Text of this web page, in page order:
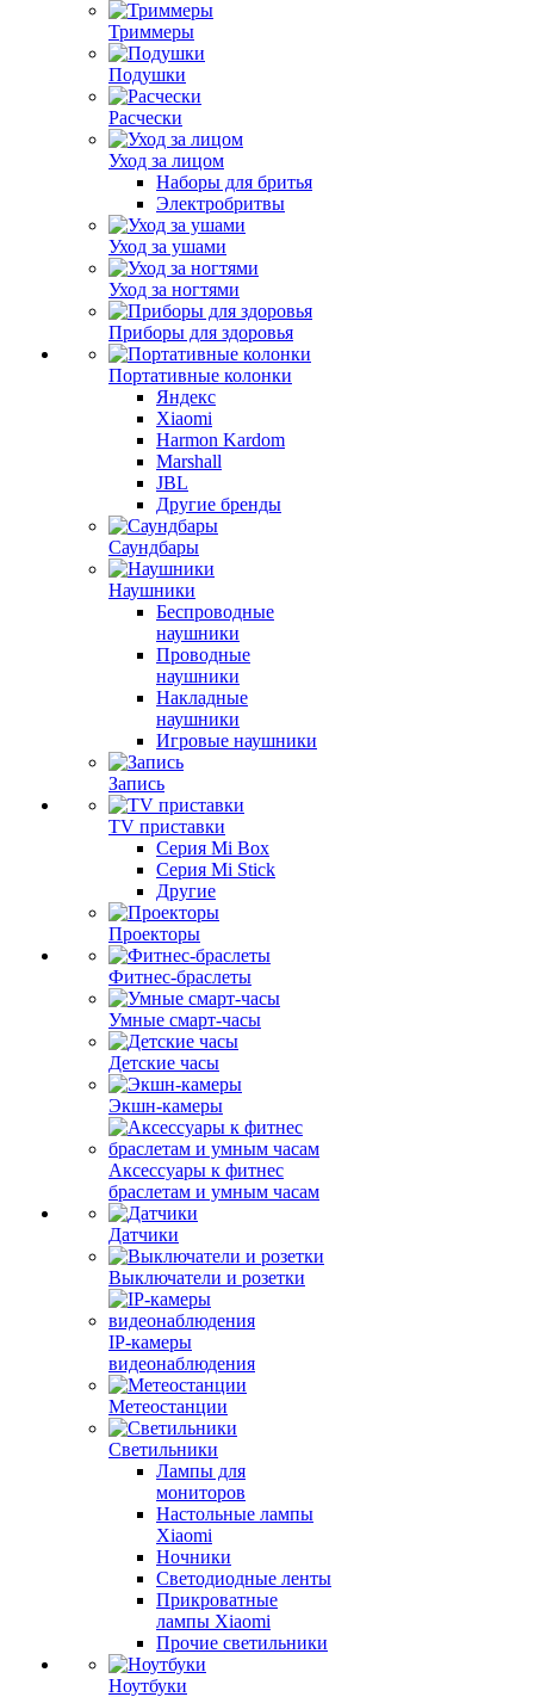
Триммеры
Подушки
Расчески
Уход за лицом
Наборы для бритья
Электробритвы
Уход за ушами
Уход за ногтями
Приборы для здоровья
Портативные колонки
Яндекс
Xiaomi
Harmon Kardom
Marshall
JBL
Другие бренды
Саундбары
Наушники
Беспроводные
наушники
Проводные
наушники
Накладные
наушники
Игровые наушники
Запись
TV приставки
Серия Mi Box
Серия Mi Stick
Другие
Проекторы
Фитнес-браслеты
Умные смарт-часы
Детские часы
Экшн-камеры
Аксессуары к фитнес
браслетам и умным часам
Датчики
Выключатели и розетки
IP-камеры
видеонаблюдения
Метеостанции
Светильники
Лампы для
мониторов
Настольные лампы
Xiaomi
Ночники
Светодиодные ленты
Прикроватные
лампы Xiaomi
Прочие светильники
Ноутбуки